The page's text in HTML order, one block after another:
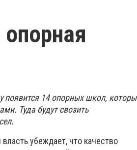
14 опорных школ,
Туда будут свозить
убеждает, что качество